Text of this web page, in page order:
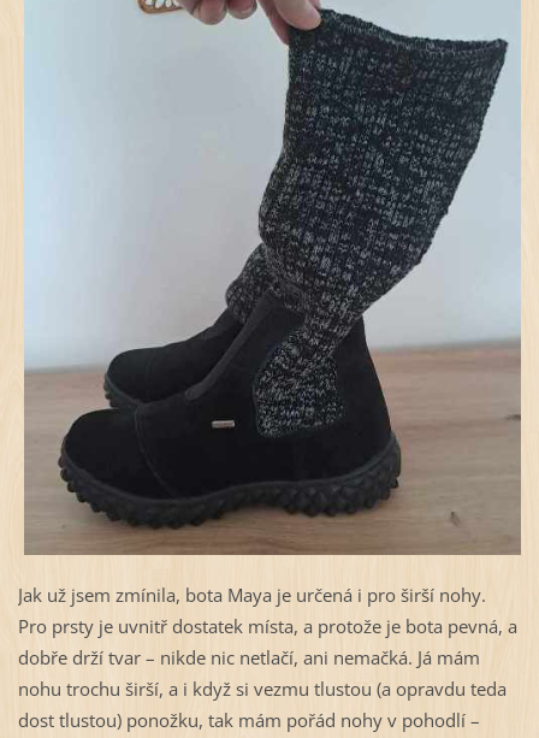
Jak už jsem zmínila, bota Maya je určená i pro širší nohy.
Pro prsty je uvnitř dostatek místa, a protože je bota pevná, a
dobře drží tvar – nikde nic netlačí, ani nemačká. Já mám
nohu trochu širší, a i když si vezmu tlustou (a opravdu teda
dost tlustou) ponožku, tak mám pořád nohy v pohodlí –